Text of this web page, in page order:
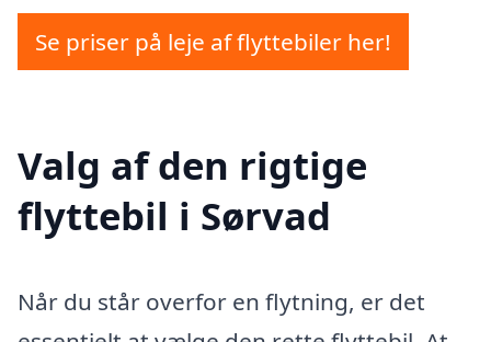
Se priser på leje af flyttebiler her!
Valg af den rigtige
flyttebil i Sørvad
Når du står overfor en flytning, er det